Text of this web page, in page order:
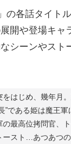
の各話タイト
開や登場キャ
シーンやスト
をはじめ、幾年月
”である姫は魔王
の最高位拷問官、
ースト…あつあつ